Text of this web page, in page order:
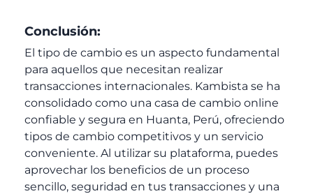
Conclusión:
El tipo de cambio es un aspecto fundamental
para aquellos que necesitan realizar
transacciones internacionales. Kambista se ha
consolidado como una casa de cambio online
confiable y segura en Huanta, Perú, ofreciendo
tipos de cambio competitivos y un servicio
conveniente. Al utilizar su plataforma, puedes
aprovechar los beneficios de un proceso
sencillo, seguridad en tus transacciones y una